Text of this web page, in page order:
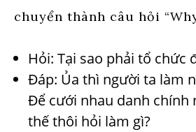
chuyển thành câu hỏi
Hỏi: Tại sao phải tổ chức
Đáp: Ủa thì người ta làm
Để cưới nhau danh chính
thế thôi hỏi làm gì?